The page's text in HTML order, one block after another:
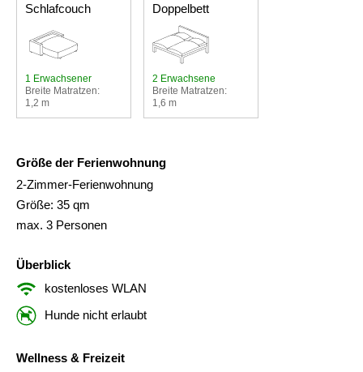
Schlafcouch
1 Erwachsener
Breite Matratzen:
1,2 m
Doppelbett
2 Erwachsene
Breite Matratzen:
1,6 m
Größe der Ferienwohnung
2-Zimmer-Ferienwohnung
Größe: 35 qm
max. 3 Personen
Überblick
kostenloses WLAN
Hunde nicht erlaubt
Wellness & Freizeit